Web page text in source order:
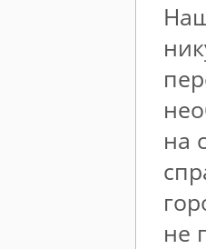
на
не